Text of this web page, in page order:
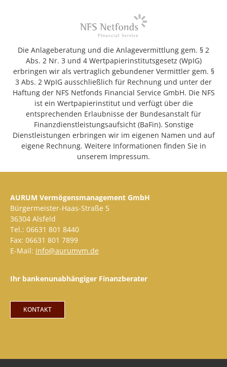
Die Anlageberatung und die Anlagevermittlung gem. § 2
Abs. 2 Nr. 3 und 4 Wertpapierinstitutsgesetz (WpIG)
erbringen wir als vertraglich gebundener Vermittler gem. §
3 Abs. 2 WpIG ausschließlich für Rechnung und unter der
Haftung der NFS Netfonds Financial Service GmbH. Die NFS
ist ein Wertpapierinstitut und verfügt über die
entsprechenden Erlaubnisse der Bundesanstalt für
Finanzdienstleistungsaufsicht (BaFin). Sonstige
Dienstleistungen erbringen wir im eigenen Namen und auf
eigene Rechnung. Weitere Informationen finden Sie in
unserem Impressum.
AURUM Vermögensmanagement GmbH
Bürgermeister-Haas-Straße 5
36304 Alsfeld
Tel.: 06631 801 8440
Fax: 06631 801 7899
E-Mail: info@aurumvm.de
Ihr bankenunabhängiger Finanzberater
KONTAKT